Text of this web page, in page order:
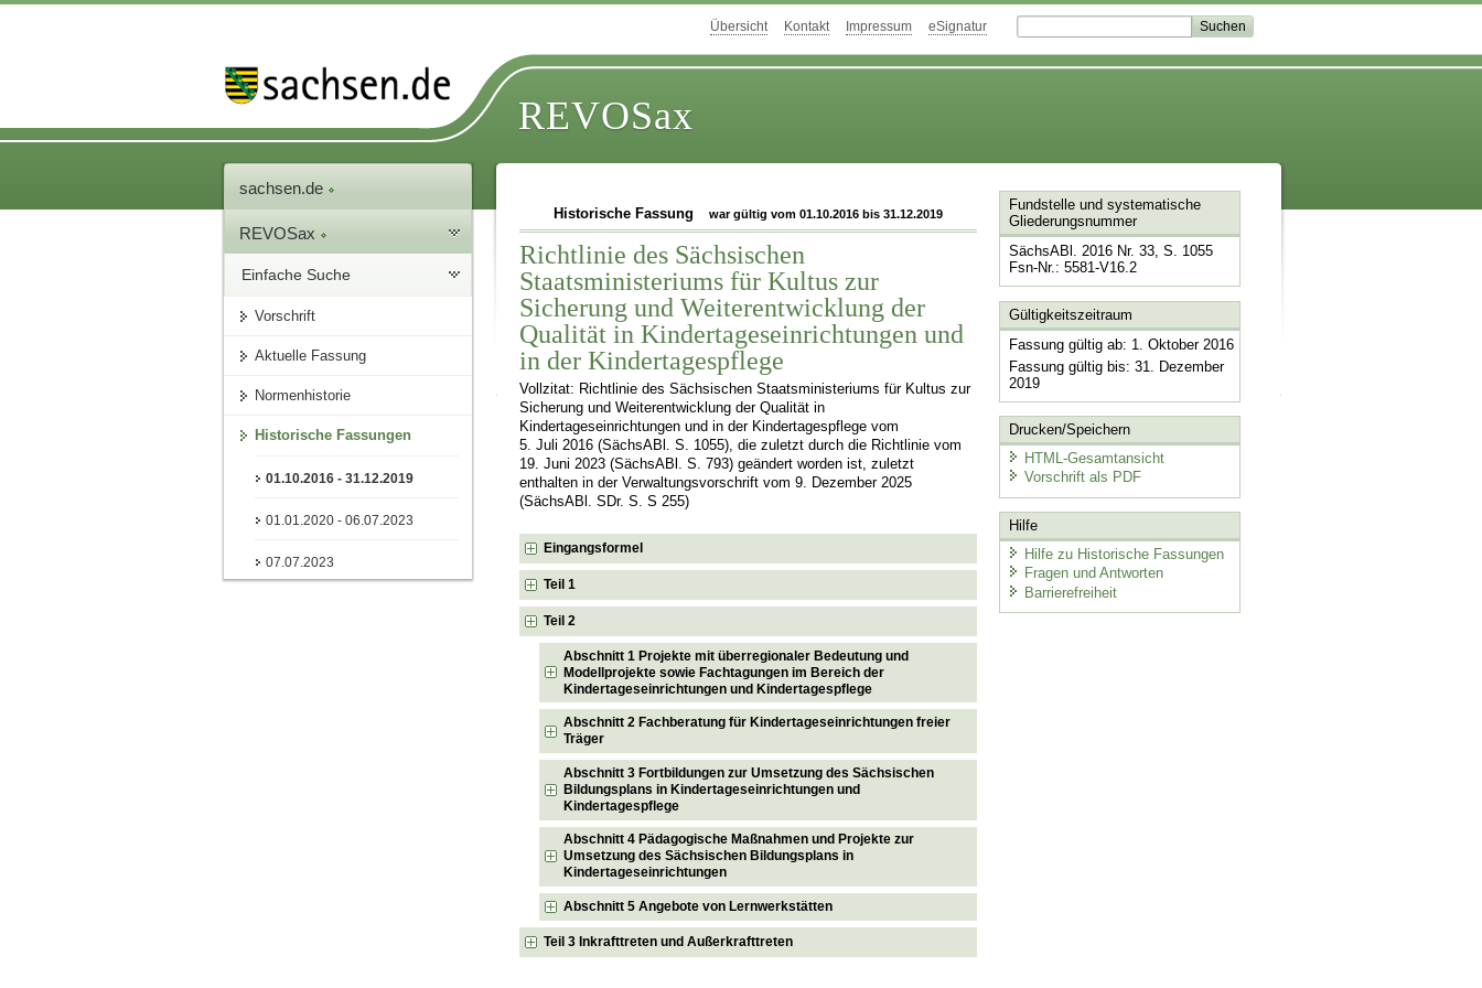
Übersicht Kontakt Impressum eSignatur
REVOSax
sachsen.de
REVOSax
Einfache Suche
Vorschrift
Aktuelle Fassung
Normenhistorie
Historische Fassungen
01.10.2016 - 31.12.2019
01.01.2020 - 06.07.2023
07.07.2023
Historische Fassung war gültig vom 01.10.2016 bis 31.12.2019
Richtlinie des Sächsischen
Staatsministeriums für Kultus zur
Sicherung und Weiterentwicklung der
Qualität in Kindertageseinrichtungen und
in der Kindertagespflege
Vollzitat: Richtlinie des Sächsischen Staatsministeriums für Kultus zur
Sicherung und Weiterentwicklung der Qualität in
Kindertageseinrichtungen und in der Kindertagespflege vom
5. Juli 2016 (SächsABl. S. 1055), die zuletzt durch die Richtlinie vom
19. Juni 2023 (SächsABl. S. 793) geändert worden ist, zuletzt
enthalten in der Verwaltungsvorschrift vom 9. Dezember 2025
(SächsABl. SDr. S. S 255)
Eingangsformel
Teil 1
Teil 2
Abschnitt 1 Projekte mit überregionaler Bedeutung und
Modellprojekte sowie Fachtagungen im Bereich der
Kindertageseinrichtungen und Kindertagespflege
Abschnitt 2 Fachberatung für Kindertageseinrichtungen freier
Träger
Abschnitt 3 Fortbildungen zur Umsetzung des Sächsischen
Bildungsplans in Kindertageseinrichtungen und
Kindertagespflege
Abschnitt 4 Pädagogische Maßnahmen und Projekte zur
Umsetzung des Sächsischen Bildungsplans in
Kindertageseinrichtungen
Abschnitt 5 Angebote von Lernwerkstätten
Teil 3 Inkrafttreten und Außerkrafttreten
Fundstelle und systematische
Gliederungsnummer
SächsABl. 2016 Nr. 33, S. 1055
Fsn-Nr.: 5581-V16.2
Gültigkeitszeitraum
Fassung gültig ab: 1. Oktober 2016
Fassung gültig bis: 31. Dezember
2019
Drucken/Speichern
HTML-Gesamtansicht
Vorschrift als PDF
Hilfe
Hilfe zu Historische Fassungen
Fragen und Antworten
Barrierefreiheit